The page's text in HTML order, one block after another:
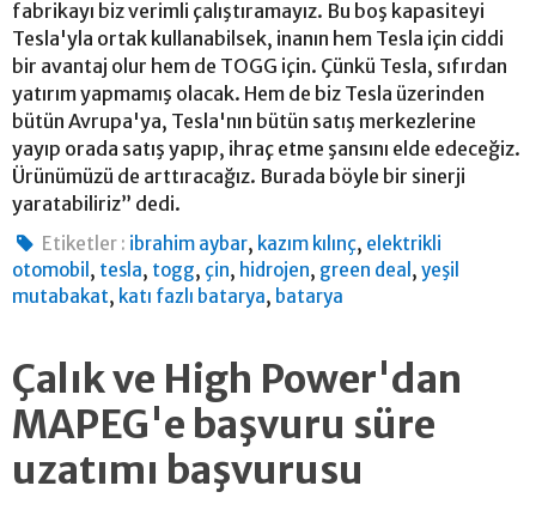
fabrikayı biz verimli çalıştıramayız. Bu boş kapasiteyi
Tesla'yla ortak kullanabilsek, inanın hem Tesla için ciddi
bir avantaj olur hem de TOGG için. Çünkü Tesla, sıfırdan
yatırım yapmamış olacak. Hem de biz Tesla üzerinden
bütün Avrupa'ya, Tesla'nın bütün satış merkezlerine
yayıp orada satış yapıp, ihraç etme şansını elde edeceğiz.
Ürünümüzü de arttıracağız. Burada böyle bir sinerji
yaratabiliriz” dedi.
Etiketler : ibrahim aybar, kazım kılınç, elektrikli
otomobil , tesla, togg, çin, hidrojen, green deal , yeşil
mutabakat, katı fazlı batarya, batarya
Çalık ve High Power'dan
MAPEG'e başvuru süre
uzatımı başvurusu